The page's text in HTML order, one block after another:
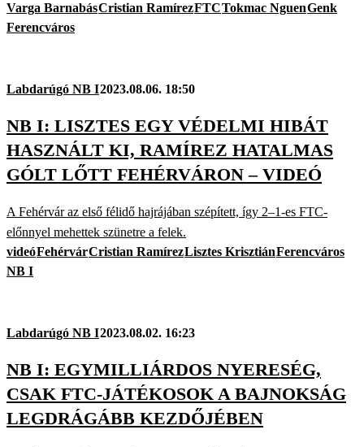
Varga BarnabásCristian RamírezFTCTokmac NguenGenk
Ferencváros
Labdarúgó NB I2023.08.06. 18:50
NB I: LISZTES EGY VÉDELMI HIBÁT
HASZNÁLT KI, RAMÍREZ HATALMAS
GÓLT LŐTT FEHÉRVÁRON – VIDEÓ
A Fehérvár az első félidő hajrájában szépített, így 2–1-es FTC-
előnnyel mehettek szünetre a felek.
videóFehérvárCristian RamírezLisztes KrisztiánFerencváros
NB I
Labdarúgó NB I2023.08.02. 16:23
NB I: EGYMILLIÁRDOS NYERESÉG,
CSAK FTC-JÁTÉKOSOK A BAJNOKSÁG
LEGDRÁGÁBB KEZDŐJÉBEN